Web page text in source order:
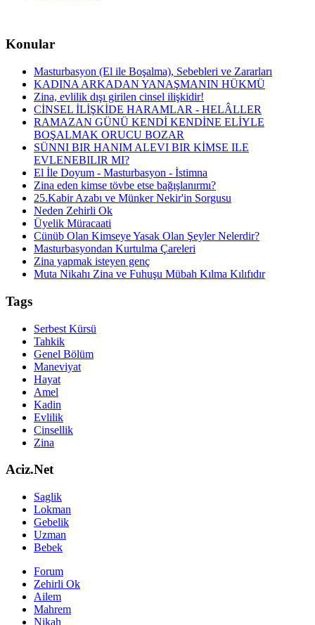
Konular
Masturbasyon (El ile Boşalma), Sebebleri ve Zararları
KADINA ARKADAN YANAŞMANIN HÜKMÜ
Zina, evlilik dışı girilen cinsel ilişkidir!
CİNSEL İLİŞKİDE HARAMLAR - HELÂLLER
RAMAZAN GÜNÜ KENDİ KENDİNE ELİYLE
BOŞALMAK ORUCU BOZAR
SÜNNI BIR HANIM ALEVI BIR KİMSE ILE
EVLENEBILIR MI?
El İle Doyum - Masturbasyon - İstimna
Zina eden kimse tövbe etse bağışlanırmı?
25.Kabir Azabı ve Münker Nekir'in Sorgusu
Neden Zehirli Ok
Üyelik Müracaati
Cünüb Olan Kimseye Yasak Olan Şeyler Nelerdir?
Masturbasyondan Kurtulma Çareleri
Zina yapmak isteyen genç
Muta Nikahı Zina ve Fuhuşu Mübah Kılma Kılıfıdır
Tags
Serbest Kürsü
Tahkik
Genel Bölüm
Maneviyat
Hayat
Amel
Kadin
Evlilik
Cinsellik
Zina
Aciz.Net
Saglik
Lokman
Gebelik
Uzman
Bebek
Forum
Zehirli Ok
Ailem
Mahrem
Nikah